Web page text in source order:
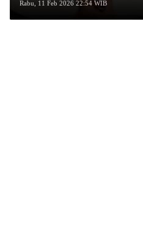
Rabu, 11 Feb 2026 22:54 WIB